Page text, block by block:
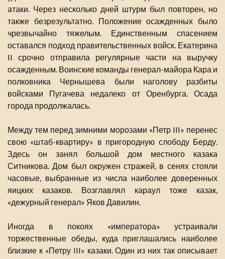
атаки. Через несколько дней штурм был повторен, но
также безрезультатно. Положение осажденных было
чрезвычайно тяжелым. Единственным спасением
оставался подход правительственных войск. Екатерина
II срочно отправила регулярные части на выручку
осажденным. Воинские команды генерал-майора Кара и
полковника Чернышева были наголову разбиты
войсками Пугачева недалеко от Оренбурга. Осада
города продолжалась.
Между тем перед зимними морозами «Петр III» перенес
свою «штаб-квартиру» в пригородную слободу Берду.
Здесь он занял большой дом местного казака
Ситникова. Дом был окружен стражей, в сенях стояли
часовые, выбранные из числа наиболее доверенных
яицких казаков. Возглавлял караул тоже казак,
«дежурный генерал» Яков Давилин.
Иногда в покоях «императора» устраивали
торжественные обеды, куда приглашались наиболее
близкие к «Петру III» казаки. Один из них так описывает